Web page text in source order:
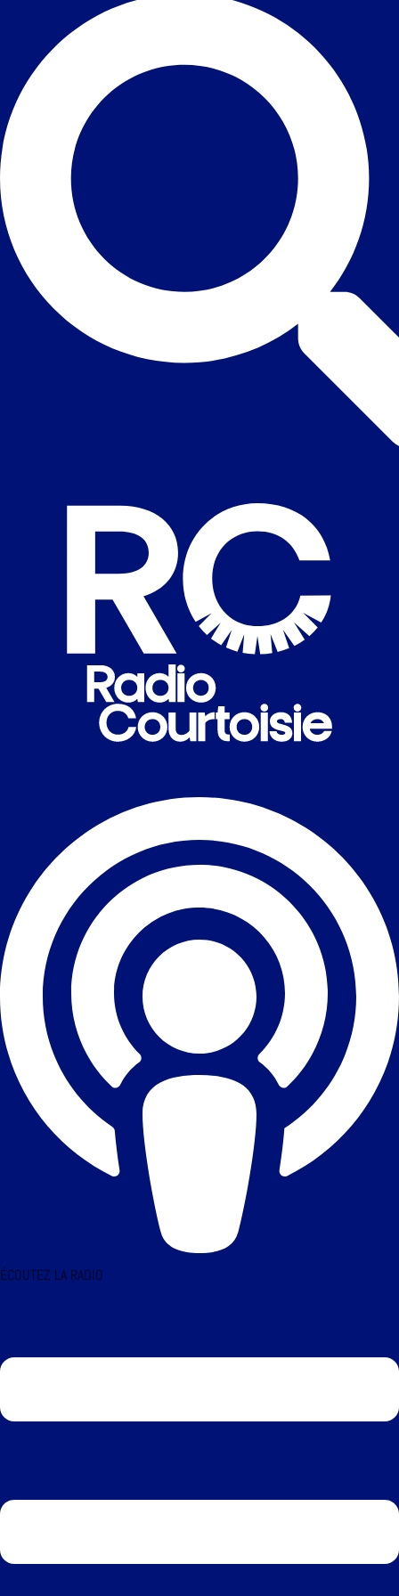
ÉCOUTEZ LA RADIO